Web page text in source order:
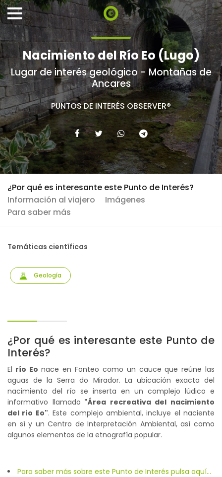
Nacimiento del Río Eo (Lugo)
Lugar de interés geológico - Montañas de
Ancares
PUNTOS DE INTERÉS OBSERVER®
¿Por qué es interesante este Punto de Interés?
Información al viajero
Imágenes
Para saber más
Temáticas científicas
Geología
¿Por qué es interesante este Punto de
Interés?
El río Eo nace en Fonteo como un cauce que reúne las
aguas de la Serra do Mirador. La ubicación exacta del
nacimiento del río se inserta en un complejo lúdico e
informativo llamado "Área recreativa del nacimiento
del río Eo". Este complejo ambiental, incluye el naciente
en sí y un Centro de Interpretación Ambiental, así como
algunos elementos de la etnografía popular.
Para saber más sobre este Punto de Interés pulsa aquí...